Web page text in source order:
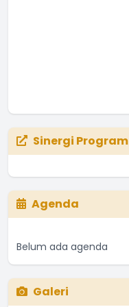
Sinergi Program
Agenda
Belum ada agenda
Galeri